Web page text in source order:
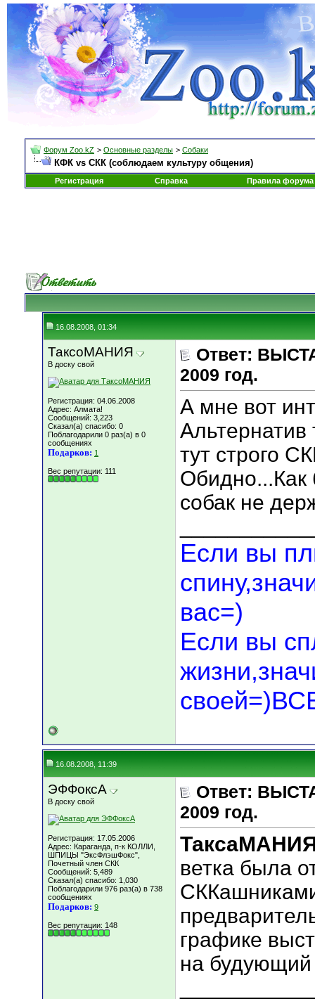
Форум Zoo.kZ > Основные разделы > Собаки
КФК vs СКК (соблюдаем культуру общения)
Регистрация Справка Правила форума
16.08.2008, 01:34
ТаксоМАНИЯ
В доску свой
Регистрация: 04.06.2008
Адрес: Алмата!
Сообщений: 3,223
Сказал(а) спасибо: 0
Поблагодарили 0 раз(а) в 0
сообщениях
Подарков: 1
Вес репутации: 111
Ответ:
2009 год.
А мне вот
Альтернатив
тут строго
Обидно...Как
собак не
Если вы
вас=)
Если вы
16.08.2008, 11:39
ЭФФоксА
В доску свой
Регистрация: 17.05.2006
Адрес: Караганда, п-к КОЛЛИ,
ШПИЦЫ "ЭксФлэшФокс",
Почетный член СКК
Сообщений: 5,489
Сказал(а) спасибо: 1,030
Поблагодарили 976 раз(а) в 738
сообщениях
Подарков: 9
Вес репутации: 148
Ответ:
2009 год.
ветка была
графике
на будующий